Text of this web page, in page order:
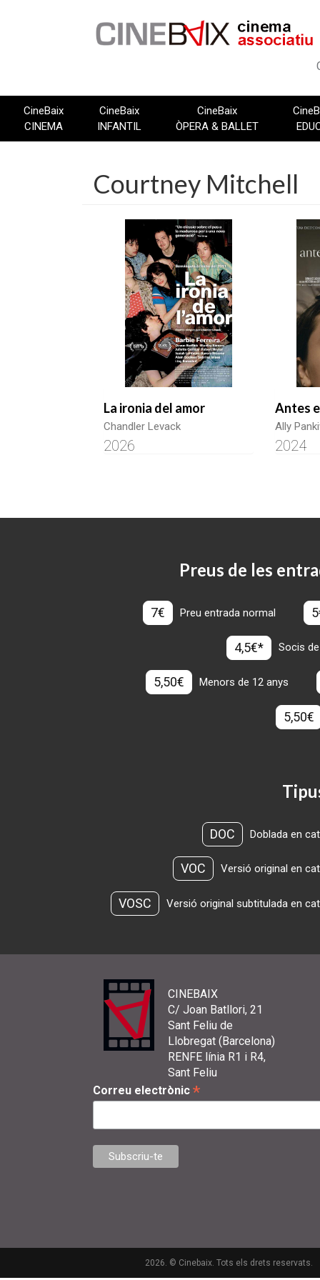
CineBaix
CINEMA
CineBaix
INFANTIL
CineBaix
ÒPERA & BALLET
Courtney Mitchell
La ironia del amor
Chandler Levack
2026
Antes
Ally
2024
Preus de les
7€ Preu entrada normal
4,5€* Socis
5,50€ Menors de 12 anys
5,50€
DOC Doblada en
VOC Versió original en
VOSC Versió original subtitulada en
CINEBAIX
C/ Joan Batllori, 21
Sant Feliu de
Llobregat (Barcelona)
RENFE línia R1 i R4,
Sant Feliu
Correu electrònic *
2026. © Cinebaix. Tots els drets reservats.